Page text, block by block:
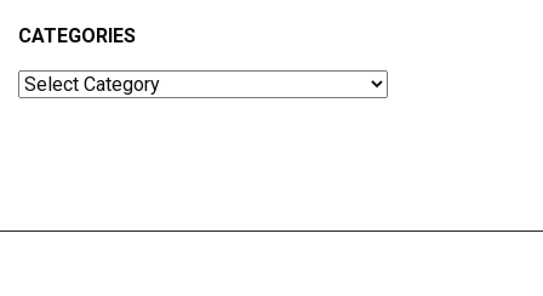
CATEGORIES
Categories